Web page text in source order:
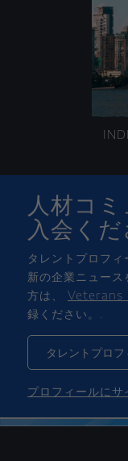
人材コ
入会く
タレントプロフ
新の企業ニュー
方は、 Veterans
録ください。.
タレントプロ
プロフィールにサ